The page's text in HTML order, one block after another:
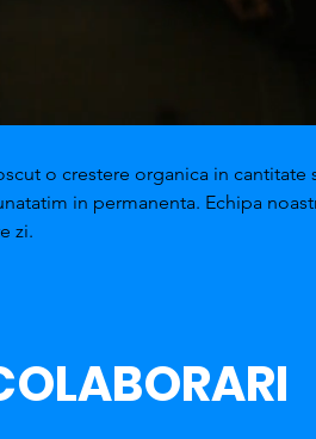
o crestere organica in cantitate
in permanenta. Echipa
zi.